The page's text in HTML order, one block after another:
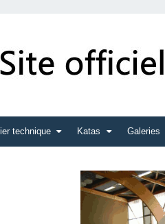
technique Katas Galeries